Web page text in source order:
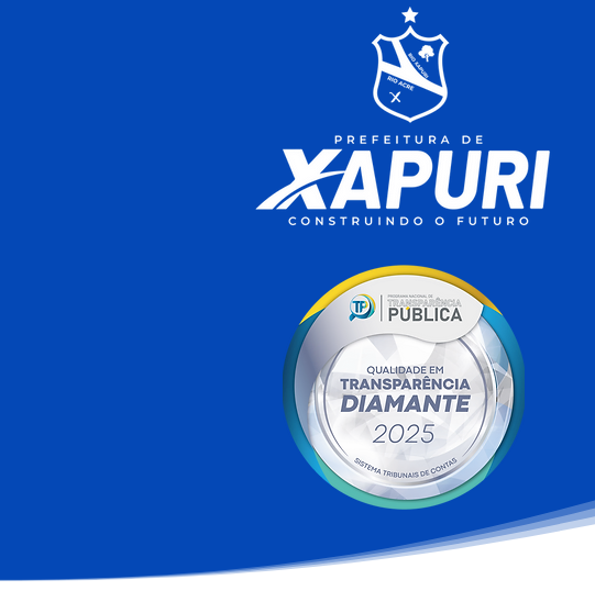
Xapuri conquista a terceira
melhor nota do Acre no
Ideb 2025 e Escola Rita